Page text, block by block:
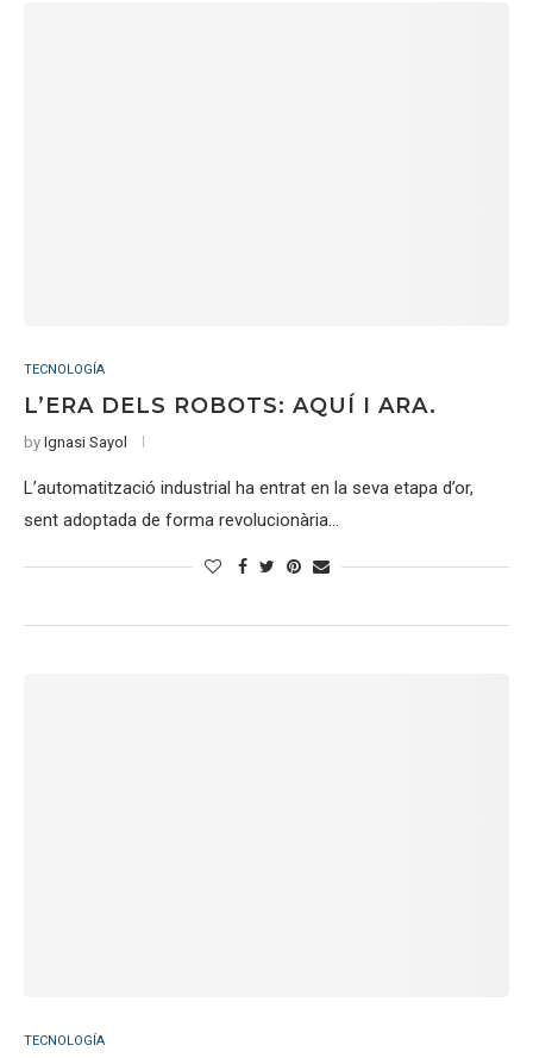
TECNOLOGÍA
L’ERA DELS ROBOTS: AQUÍ I ARA.
by Ignasi Sayol
L’automatització industrial ha entrat en la seva etapa d’or,
sent adoptada de forma revolucionària…
TECNOLOGÍA